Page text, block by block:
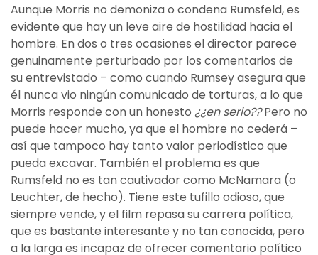
Aunque Morris no demoniza o condena Rumsfeld, es
evidente que hay un leve aire de hostilidad hacia el
hombre. En dos o tres ocasiones el director parece
genuinamente perturbado por los comentarios de
su entrevistado – como cuando Rumsey asegura que
él nunca vio ningún comunicado de torturas, a lo que
Morris responde con un honesto ¿¿en serio??Pero no
puede hacer mucho, ya que el hombre no cederá –
así que tampoco hay tanto valor periodístico que
pueda excavar. También el problema es que
Rumsfeld no es tan cautivador como McNamara (o
Leuchter, de hecho). Tiene este tufillo odioso, que
siempre vende, y el film repasa su carrera política,
que es bastante interesante y no tan conocida, pero
a la larga es incapaz de ofrecer comentario político